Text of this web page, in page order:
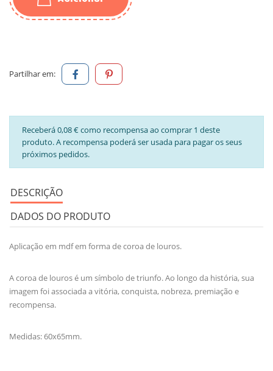
Partilhar em:
Receberá 0,08 € como recompensa ao comprar 1 deste
produto. A recompensa poderá ser usada para pagar os seus
próximos pedidos.
DESCRIÇÃO
DADOS DO PRODUTO
Aplicação em mdf em forma de coroa de louros.
A coroa de louros é um símbolo de triunfo. Ao longo da história, sua
imagem foi associada a vitória, conquista, nobreza, premiação e
recompensa.
Medidas: 60x65mm.